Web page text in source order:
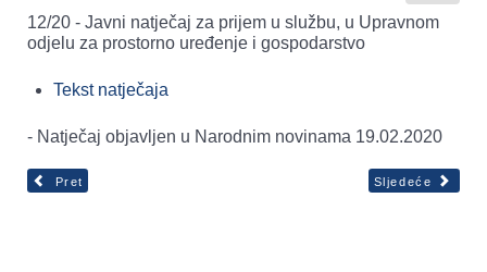
12/20 - Javni natječaj za prijem u službu, u Upravnom
odjelu za prostorno uređenje i gospodarstvo
Tekst natječaja
- Natječaj objavljen u Narodnim novinama 19.02.2020
Pret Sljedeće